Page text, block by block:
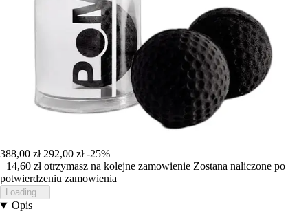
388,00 zł 292,00 zł -25%
+14,60 złotrzymasz na kolejne zamowienie Zostana naliczone po
potwierdzeniu zamowienia
Loading...
Opis